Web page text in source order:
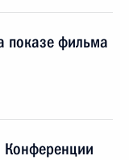
показе фильма
Конференции